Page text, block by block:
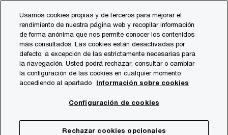
content
footer
Sala de prensa
La paridad de género en España
mejora por tercer año
consecutivo
Usamos cookies propias y de terceros para mejorar el
rendimiento de nuestra página web y recopilar información
de forma anónima que nos permite conocer los contenidos
más consultados. Las cookies están desactivadas por
defecto, a excepción de las estrictamente necesarias para
la navegación. Usted podrá rechazar, consultar o cambiar
la configuración de las cookies en cualquier momento
accediendo al apartado
Información sobre cookies
Configuración de cookies
Rechazar cookies opcionales